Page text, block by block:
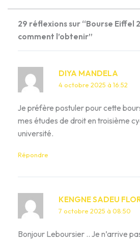
29 réflexions sur “Bourse Eiffel
comment l’obtenir”
DIYA MANDELA
4 octobre 2025 à 16:52
Je préfère postuler pour cette
mes études de droit en troisième
université.
Répondre
KENGNE SADEU
7 octobre 2025 à 08:50
Bonjour Leboursier .. Je n’arrive